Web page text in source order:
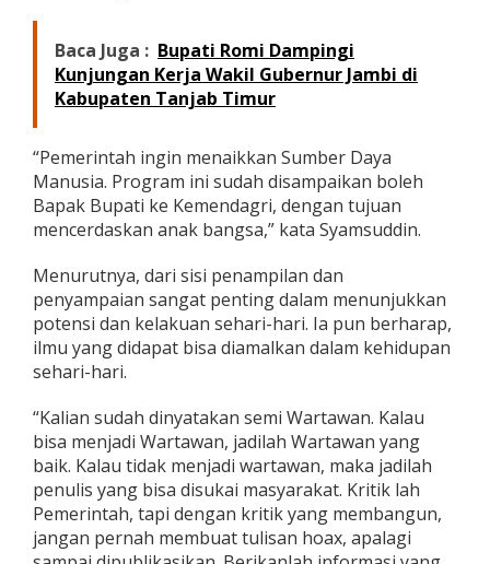
Baca Juga : Bupati Romi Dampingi
Kunjungan Kerja Wakil Gubernur Jambi di
Kabupaten Tanjab Timur
“Pemerintah ingin menaikkan Sumber Daya
Manusia. Program ini sudah disampaikan boleh
Bapak Bupati ke Kemendagri, dengan tujuan
mencerdaskan anak bangsa,” kata Syamsuddin.
Menurutnya, dari sisi penampilan dan
penyampaian sangat penting dalam menunjukkan
potensi dan kelakuan sehari-hari. Ia pun berharap,
ilmu yang didapat bisa diamalkan dalam kehidupan
sehari-hari.
“Kalian sudah dinyatakan semi Wartawan. Kalau
bisa menjadi Wartawan, jadilah Wartawan yang
baik. Kalau tidak menjadi wartawan, maka jadilah
penulis yang bisa disukai masyarakat. Kritik lah
Pemerintah, tapi dengan kritik yang membangun,
jangan pernah membuat tulisan hoax, apalagi